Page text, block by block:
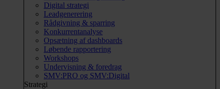
Digital strategi
Leadgenerering
Rådgivning & sparring
Konkurrentanalyse
Opsætning af dashboards
Løbende rapportering
Workshops
Undervisning & foredrag
SMV:PRO og SMV:Digital
Strategi